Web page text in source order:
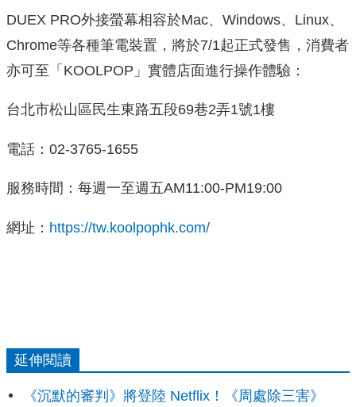
DUEX PRO外接螢幕相容於Mac、Windows、Linux、
Chrome等各種筆電裝置，將於7/1起正式發售，消費者
亦可至「KOOLPOP」實體店面進行操作體驗：
台北市松山區民生東路五段69巷2弄1號1樓
電話：02-3765-1655
服務時間：每週一至週五AM11:00-PM19:00
網址： https://tw.koolpophk.com/
延伸閱讀
《沉默的審判》將登陸 Netflix！《周處除三害》